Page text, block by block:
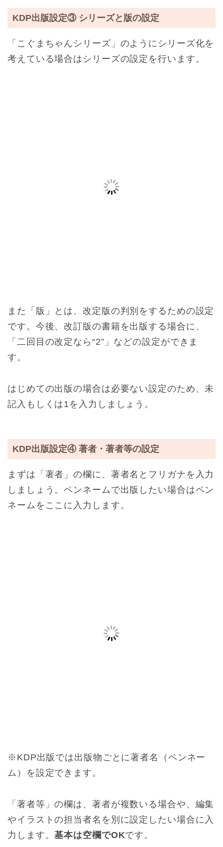
KDP出版設定③ シリーズと版の設定
「こぐまちゃんシリーズ」のようにシリーズ化を
考えている場合はシリーズの設定を行います。
また「版」とは、改定版の判別をするための設定
です。今後、改訂版の書籍を出版する場合に、
「二回目の改定なら“2”」などの設定ができま
す。
はじめての出版の場合は必要ない設定のため、未
記入もしくは1を入力しましょう。
KDP出版設定④ 著者・著者等の設定
まずは「著者」の欄に、著者名とフリガナを入力
しましょう。ペンネームで出版したい場合はペン
ネームをここに入力します。
※KDP出版では出版物ごとに著者名（ペンネー
ム）を設定できます。
「著者等」の欄は、著者が複数いる場合や、編集
やイラストの担当者名を別に設定したい場合に入
力します。基本は空欄でOKです。